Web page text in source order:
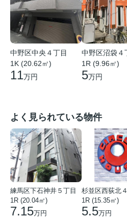
中野区中央４丁目
1K (20.62㎡)
11万円
中野区沼袋４
1R (9.96㎡)
5万円
よく見られている物件
練馬区下石神井５丁目
1R (20.04㎡)
7.15万円
杉並区西荻北
1R (15.35㎡)
5.5万円